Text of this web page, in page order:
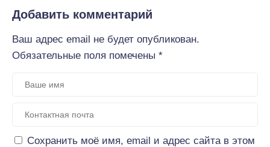
Добавить комментарий
Ваш адрес email не будет опубликован.
Обязательные поля помечены *
Сохранить моё имя, email и адрес сайта в этом